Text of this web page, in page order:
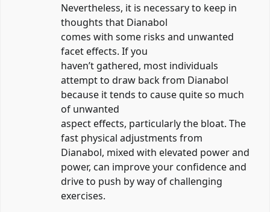
Nevertheless, it is necessary to keep in
thoughts that Dianabol
comes with some risks and unwanted
facet effects. If you
haven’t gathered, most individuals
attempt to draw back from Dianabol
because it tends to cause quite so much
of unwanted
aspect effects, particularly the bloat. The
fast physical adjustments from
Dianabol, mixed with elevated power and
power, can improve your confidence and
drive to push by way of challenging
exercises.